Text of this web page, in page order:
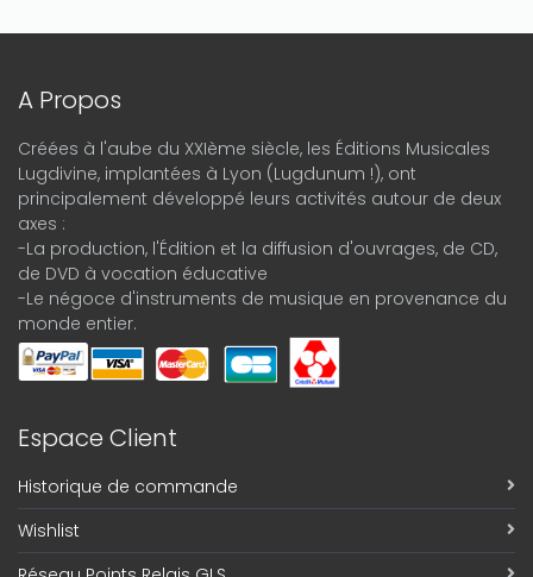
A Propos
Créées à l'aube du XXIème siècle, les Éditions Musicales
Lugdivine, implantées à Lyon (Lugdunum !), ont
principalement développé leurs activités autour de deux
axes :
-La production, l'Édition et la diffusion d'ouvrages, de CD,
de DVD à vocation éducative
-Le négoce d'instruments de musique en provenance du
monde entier.
Espace Client
Historique de commande
Wishlist